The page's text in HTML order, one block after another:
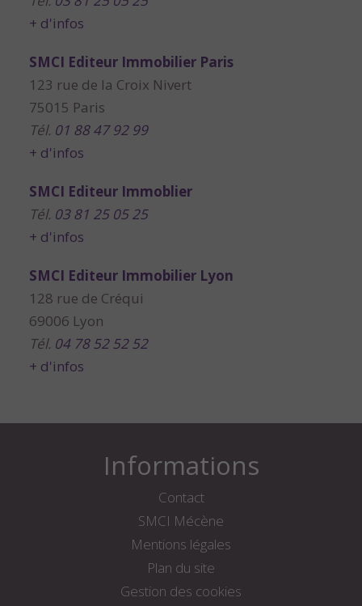
+ d'infos
SMCI Editeur Immobilier Paris
123 rue de la Croix Nivert
75015 Paris
Tél. 01 88 47 92 99
+ d'infos
SMCI Editeur Immoblier
Tél. 03 81 25 05 25
+ d'infos
SMCI Editeur Immobilier Lyon
128 rue de Créqui
69006 Lyon
Tél. 04 78 52 52 52
+ d'infos
Informations
Contact
SMCI Mécène
Mentions légales
Plan du site
Gestion des cookies